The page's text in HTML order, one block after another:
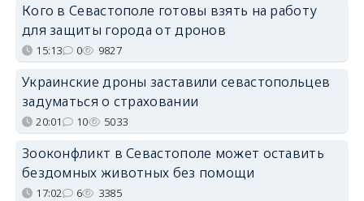
Кого в Севастополе готовы взять на работу
для защиты города от дронов
15:13 0 9827
Украинские дроны заставили севастопольцев
задуматься о страховании
20:01 10 5033
Зооконфликт в Севастополе может оставить
бездомных животных без помощи
17:02 6 3385